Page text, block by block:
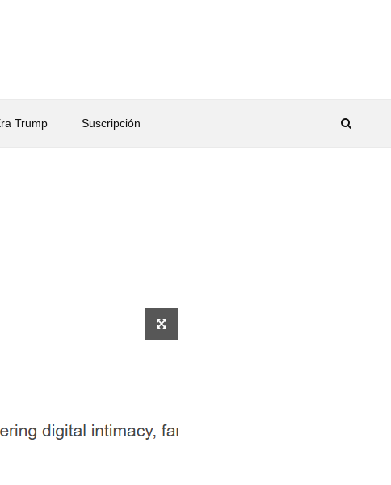
Trump Suscripción